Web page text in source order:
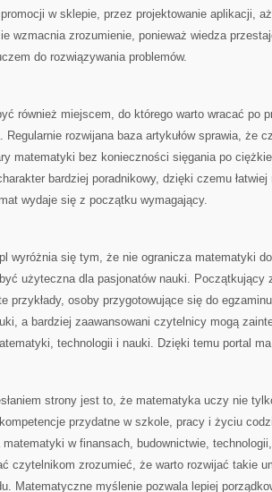
w sklepie, przez projektowanie aplikacji,
wzmacnia zrozumienie, ponieważ wiedza
do rozwiązywania problemów.
również miejscem, do którego warto wracać po
Regularnie rozwijana baza artykułów sprawia, że
matematyki bez konieczności sięgania po
bardziej poradnikowy, dzięki czemu
wydaje się z początku wymagający.
wyróżnia się tym, że nie ogranicza matematyki
użyteczna dla pasjonatów nauki. Początkujący
przykłady, osoby przygotowujące się do
a bardziej zaawansowani czytelnicy mogą
technologii i nauki. Dzięki temu portal
strony jest to, że matematyka uczy nie
przydatne w szkole, pracy i życiu
matematyki w finansach, budownictwie,
czytelnikom zrozumieć, że warto rozwijać takie
Matematyczne myślenie pozwala lepiej